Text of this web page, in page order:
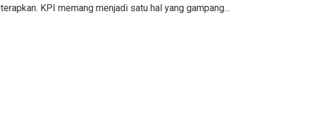
KPI memang menjadi satu hal yang gampang…